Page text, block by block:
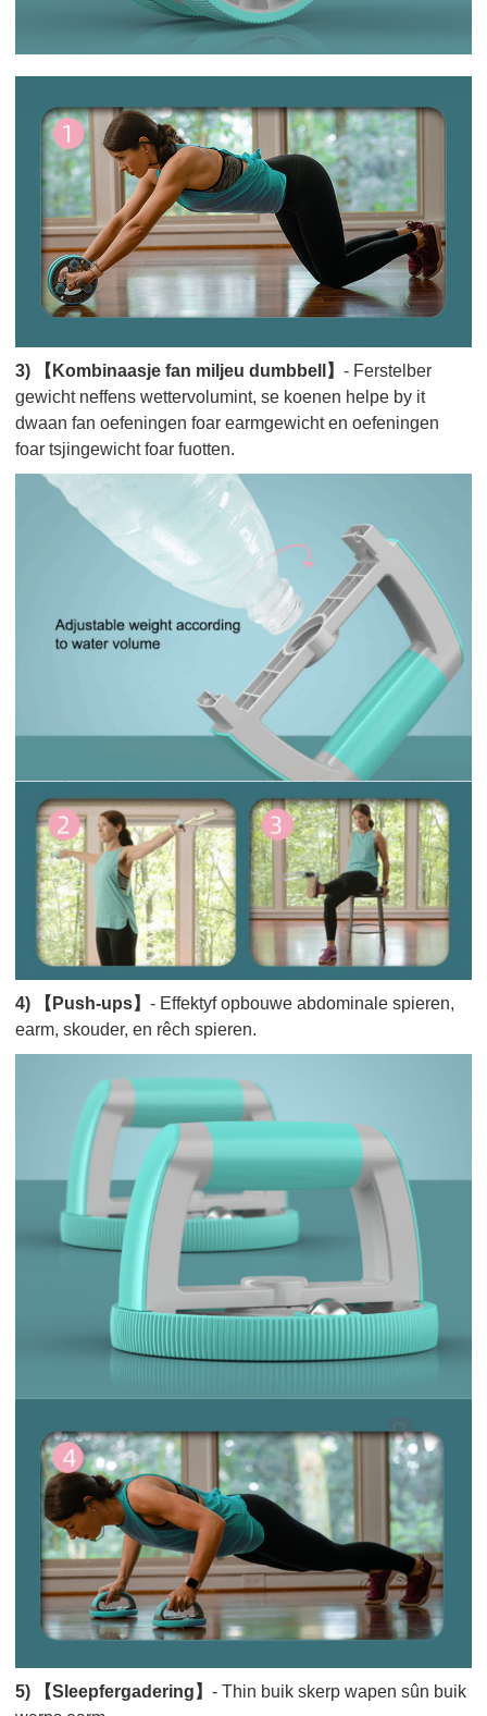
3) 【Kombinaasje fan miljeu dumbbell】- Ferstelber
gewicht neffens wettervolumint, se koenen helpe by it
dwaan fan oefeningen foar earmgewicht en oefeningen
foar tsjingewicht foar fuotten.
4) 【Push-ups】- Effektyf opbouwe abdominale spieren,
earm, skouder, en rêch spieren.
5) 【Sleepfergadering】- Thin buik skerp wapen sûn buik